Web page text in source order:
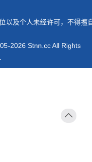
以及个人未经许可，不得擅
2026 Stnn.cc All Rights